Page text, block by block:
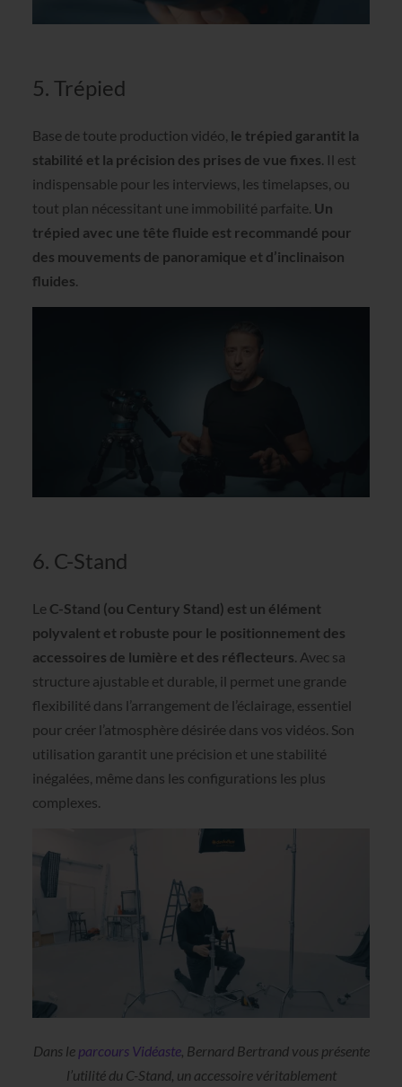
5. Trépied
Base de toute production vidéo, le trépied garantit la
stabilité et la précision des prises de vue fixes . Il est
indispensable pour les interviews, les timelapses, ou
tout plan nécessitant une immobilité parfaite. Un
trépied avec une tête fluide est recommandé pour
des mouvements de panoramique et d’inclinaison
fluides
6. C-Stand
Le C-Stand (ou Century Stand) est un élément
polyvalent et robuste pour le positionnement des
accessoires de lumière et des réflecteurs. Avec sa
structure ajustable et durable, il permet une grande
flexibilité dans l’arrangement de l’éclairage, essentiel
pour créer l’atmosphère désirée dans vos vidéos. Son
utilisation garantit une précision et une stabilité
inégalées, même dans les configurations les plus
complexes.
Dans le parcours Vidéaste, Bernard Bertrand vous présente
l’utilité du C-Stand, un accessoire véritablement